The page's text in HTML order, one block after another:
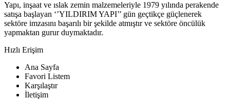
Yapı, inşaat ve ıslak zemin malzemeleriyle 1979 yılında perakende
satışa başlayan ‘’YILDIRIM YAPI’’ gün geçtikçe güçlenerek
sektöre imzasını başarılı bir şekilde atmıştır ve sektöre öncülük
yapmaktan gurur duymaktadır.
Hızlı Erişim
Ana Sayfa
Favori Listem
Karşılaştır
İletişim